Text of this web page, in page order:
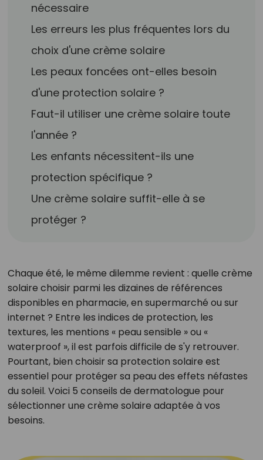
nécessaire
Les erreurs les plus fréquentes lors du
choix d'une crème solaire
Les peaux foncées ont-elles besoin
d'une protection solaire ?
Faut-il utiliser une crème solaire toute
l'année ?
Les enfants nécessitent-ils une
protection spécifique ?
Une crème solaire suffit-elle à se
protéger ?
Chaque été, le même dilemme revient : quelle crème
solaire choisir parmi les dizaines de références
disponibles en pharmacie, en supermarché ou sur
internet ? Entre les indices de protection, les
textures, les mentions « peau sensible » ou «
waterproof », il est parfois difficile de s'y retrouver.
Pourtant, bien choisir sa protection solaire est
essentiel pour protéger sa peau des effets néfastes
du soleil. Voici 5 conseils de dermatologue pour
sélectionner une crème solaire adaptée à vos
besoins.